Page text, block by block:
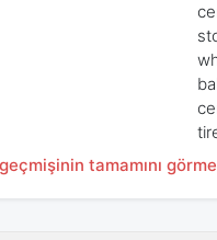
tamamını